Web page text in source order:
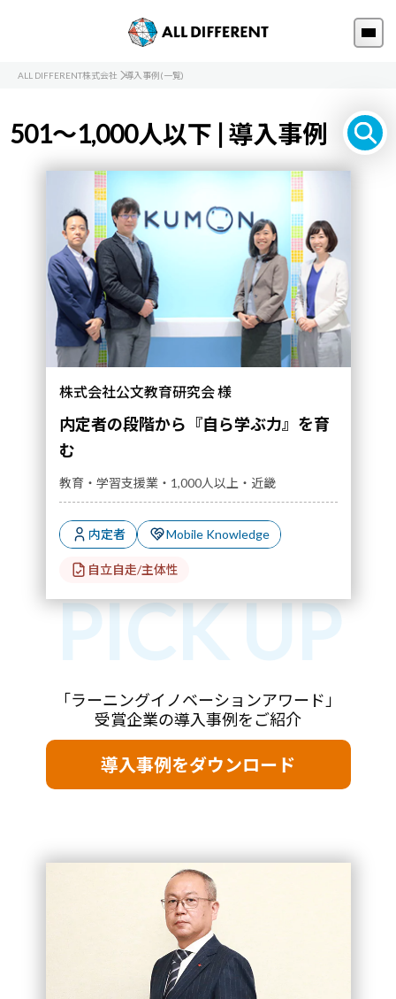
ALL DIFFERENT株式会社 導入事例(一覧)
501～1,000人以下 | 導入事例
株式会社公文教育研究会 様
内定者の段階から『自ら学ぶ力』を育
む
教育・学習支援業・1,000人以上・近畿
内定者 Mobile Knowledge
自立自走/主体性
「ラーニングイノベーションアワード」
受賞企業の導入事例をご紹介
導入事例をダウンロード